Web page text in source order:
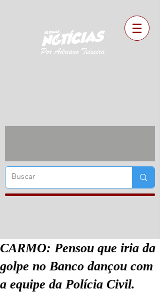
CARMO: Pensou que iria da
golpe no Banco dançou com
a equipe da Polícia Civil.